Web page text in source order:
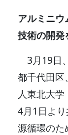
アルミニ
技術の開発
3月19日
都千代田区
人東北大
4月1日よ
源循環のた